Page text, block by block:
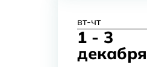
вт-чт
1 - 3
декабря